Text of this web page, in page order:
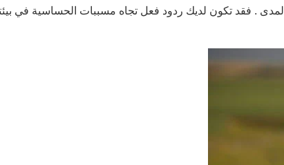
. فقد تكون لديك ردود فعل تجاه مسببات الحساسية في